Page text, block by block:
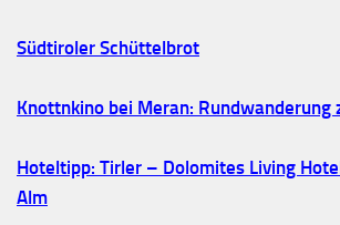
Südtiroler Schüttelbrot
Knottnkino bei Meran: Rundwanderung
Hoteltipp: Tirler – Dolomites Living
Alm